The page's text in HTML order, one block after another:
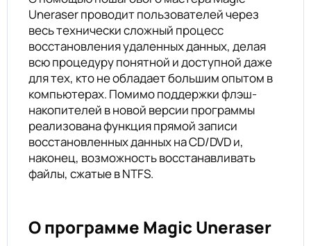
Uneraser проводит пользователей через
весь технически сложный процесс
восстановления удаленных данных, делая
всю процедуру понятной и доступной даже
для тех, кто не обладает большим опытом в
компьютерах. Помимо поддержки флэш-
накопителей в новой версии программы
реализована функция прямой записи
восстановленных данных на CD/DVD и,
наконец, возможность восстанавливать
файлы, сжатые в NTFS.
О программе Magic Uneraser